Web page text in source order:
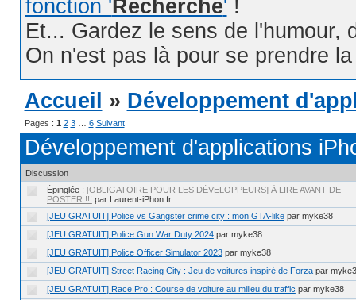
fonction 'Recherche' !
Et... Gardez le sens de l'humour,
On n'est pas là pour se prendre
Accueil
» Développement
Pages : 1 2 3 6 Suivant
Développement d'applications
Discussion
Épinglée : [OBLIGATOIRE POUR LES DÉVELOPPEURS] À LIRE AVANT DE
POSTER !!! par Laurent-iPhon.fr
[JEU GRATUIT] Police vs Gangster crime city : mon GTA-like par myke38
[JEU GRATUIT] Police Gun War Duty 2024 par myke38
[JEU GRATUIT] Police Officer Simulator 2023 par myke38
[JEU GRATUIT] Street Racing City : Jeu de voitures inspiré de Forza par
[JEU GRATUIT] Race Pro : Course de voiture au milieu du traffic par myke38